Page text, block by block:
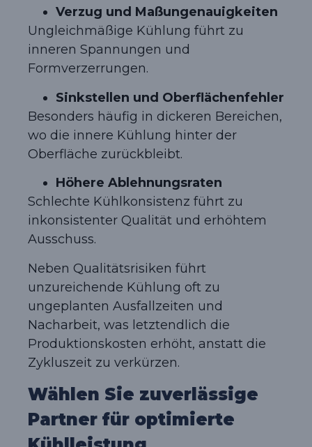
Verzug und Maßungenauigkeiten
Ungleichmäßige Kühlung führt zu
inneren Spannungen und
Formverzerrungen.
Sinkstellen und Oberflächenfehler
Besonders häufig in dickeren Bereichen,
wo die innere Kühlung hinter der
Oberfläche zurückbleibt.
Höhere Ablehnungsraten
Schlechte Kühlkonsistenz führt zu
inkonsistenter Qualität und erhöhtem
Ausschuss.
Neben Qualitätsrisiken führt
unzureichende Kühlung oft zu
ungeplanten Ausfallzeiten und
Nacharbeit, was letztendlich die
Produktionskosten erhöht, anstatt die
Zykluszeit zu verkürzen.
Wählen Sie zuverlässige
Partner für optimierte